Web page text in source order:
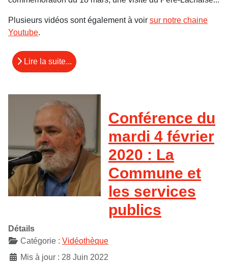
Plusieurs vidéos sont également à voir sur notre chaine
Youtube.
Lire la suite...
Conférence du
mardi 4 février
2020 : La
Commune et
les services
publics
Détails
Catégorie : Vidéothèque
Mis à jour : 28 Juin 2022